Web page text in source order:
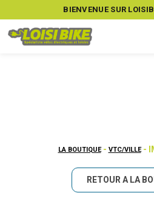
BIENVENUE SUR
LA BOUTIQUE - VTC/VILLE -
RETOUR A LA